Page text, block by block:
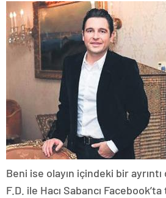
Beni ise olayın içindeki bir
F.D. ile Hacı Sabancı